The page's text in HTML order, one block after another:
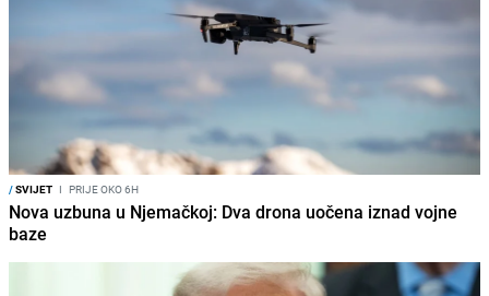
/SVIJET I PRIJE OKO 6H
Nova uzbuna u Njemačkoj: Dva drona uočena iznad vojne
baze